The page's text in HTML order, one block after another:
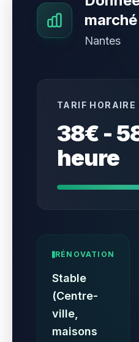
marché
Nantes
TARIF HORAIRE
38€ -
heure
RÉNOVATION
Stable
(Centre-
ville,
maisons